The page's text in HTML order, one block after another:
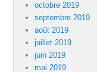
octobre 2019
septembre 2019
août 2019
juillet 2019
juin 2019
mai 2019